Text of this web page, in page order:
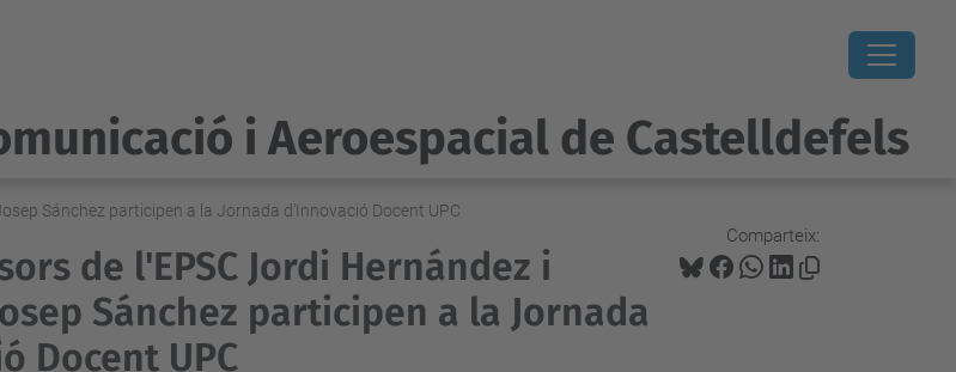
i Aeroespacial de Castelldefels
Sánchez participen a la Jornada d'Innovació Docent UPC
Comparteix:
de l'EPSC Jordi Hernández i
Sánchez participen a la Jornada
Docent UPC